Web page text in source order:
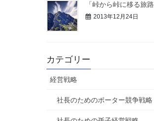
「峠から峠に移る旅路
2013年12月24日
カテゴリー
経営戦略
社長のためのポーター競争戦略